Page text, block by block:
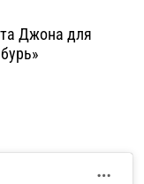
Джона для